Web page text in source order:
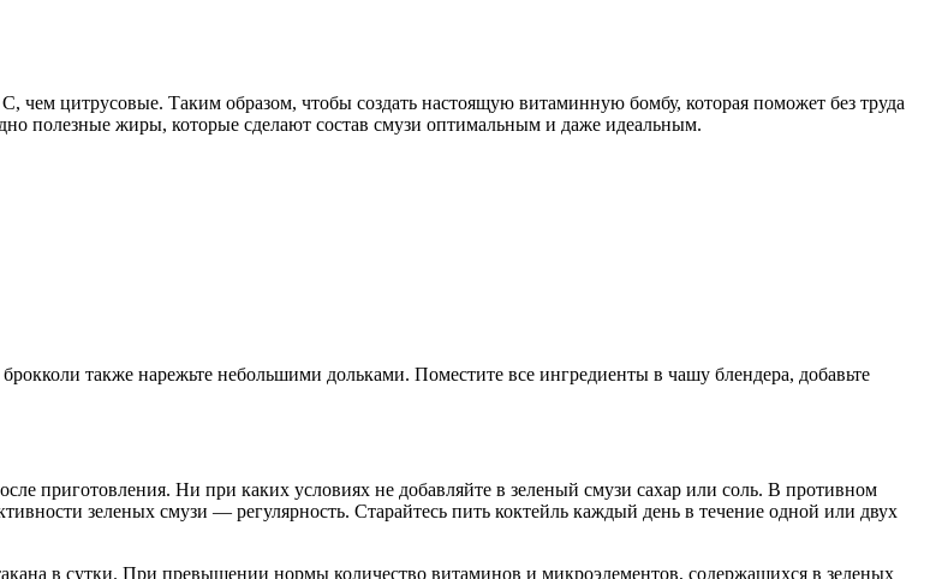
чем цитрусовые. Таким образом, чтобы создать настоящую витаминную бомбу, которая поможет без труда
полезные жиры, которые сделают состав смузи оптимальным и даже идеальным.
также нарежьте небольшими дольками. Поместите все ингредиенты в чашу блендера, добавьте
приготовления. Ни при каких условиях не добавляйте в зеленый смузи сахар или соль. В противном
зеленых смузи — регулярность. Старайтесь пить коктейль каждый день в течение одной или двух
в сутки. При превышении нормы количество витаминов и микроэлементов, содержащихся в зеленых